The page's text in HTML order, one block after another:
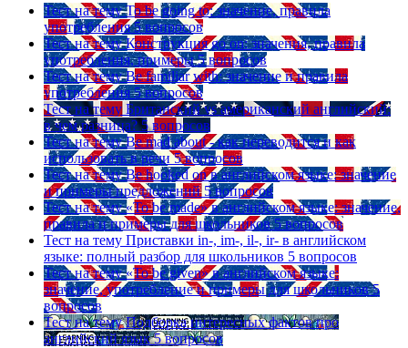
Тест на тему To be going to: значение, правила
употребления 5 вопросов
Тест на тему Конструкция go on: значения, правила
употребления, примеры 5 вопросов
Тест на тему Be familiar with: значение и правила
употребления 5 вопросов
Тест на тему Британский vs американский английский:
в чем разница? 5 вопросов
Тест на тему Be mad about - как переводится и как
использовать в речи 5 вопросов
Тест на тему Be hooked on в английском языке: значение
и примеры предложений 5 вопросов
Тест на тему «To be made» в английском языке: значение,
правила и примеры для школьников 5 вопросов
Тест на тему Приставки in-, im-, il-, ir- в английском
языке: полный разбор для школьников 5 вопросов
Тест на тему «To be given» в английском языке:
значение, употребление и примеры для школьников 5
вопросов
Тест на тему Подборка интересных фактов про
английский язык 5 вопросов